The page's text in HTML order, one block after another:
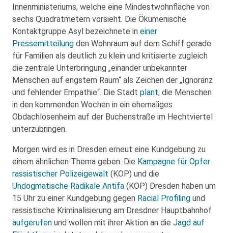
Innenministeriums, welche eine Mindestwohnfläche von
sechs Quadratmetern vorsieht. Die Ökumenische
Kontaktgruppe Asyl bezeichnete in einer
Pressemitteilung den Wohnraum auf dem Schiff gerade
für Familien als deutlich zu klein und kritisierte zugleich
die zentrale Unterbringung „einander unbekannter
Menschen auf engstem Raum“ als Zeichen der „Ignoranz
und fehlender Empathie“. Die Stadt plant, die Menschen
in den kommenden Wochen in ein ehemaliges
Obdachlosenheim auf der Buchenstraße im Hechtviertel
unterzubringen.
Morgen wird es in Dresden erneut eine Kundgebung zu
einem ähnlichen Thema geben. Die Kampagne für Opfer
rassistischer Polizeigewalt (KOP) und die
Undogmatische Radikale Antifa (KOP) Dresden haben um
15 Uhr zu einer Kundgebung gegen Racial Profiling und
rassistische Kriminalisierung am Dresdner Hauptbahnhof
aufgerufen und wollen mit ihrer Aktion an die Jagd auf